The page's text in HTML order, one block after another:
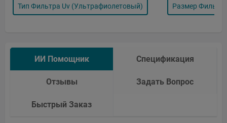
Тип Фильтра Uv (ультрафиолетовый) Размер
ИИ Помощник Спецификация
Отзывы Задать Вопрос
Быстрый Заказ